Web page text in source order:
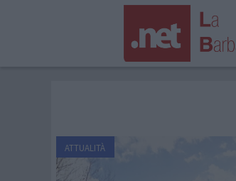
ATTUALITÀ